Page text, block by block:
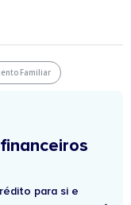
Familiar
para si e